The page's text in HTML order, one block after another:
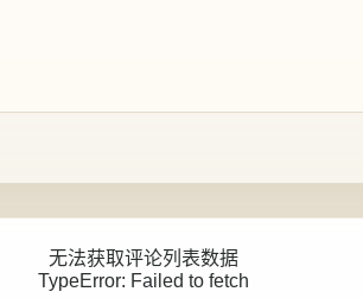
无法获取评论列表数据
TypeError: Failed to fetch